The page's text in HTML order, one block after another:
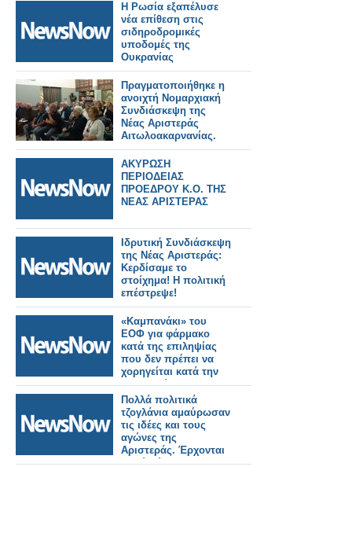
Η Ρωσία εξαπέλυσε
νέα επίθεση στις
σιδηροδρομικές
υποδομές της
Ουκρανίας
Πραγματοποιήθηκε η
ανοιχτή Νομαρχιακή
Συνδιάσκεψη της
Νέας Αριστεράς
Αιτωλοακαρνανίας.
ΑΚΥΡΩΣΗ
ΠΕΡΙΟΔΕΙΑΣ
ΠΡΟΕΔΡΟΥ Κ.Ο. ΤΗΣ
ΝΕΑΣ ΑΡΙΣΤΕΡΑΣ
Ιδρυτική Συνδιάσκεψη
της Νέας Αριστεράς:
Κερδίσαμε το
στοίχημα! Η πολιτική
επέστρεψε!
«Καμπανάκι» του
ΕΟΦ για φάρμακο
κατά της επιληψίας
που δεν πρέπει να
χορηγείται κατά την
εγκυμοσύνη
Πολλά πολιτικά
τζογλάνια αμαύρωσαν
τις ιδέες και τους
αγώνες της
Αριστεράς. Έρχονται
πολύ δύσκολες